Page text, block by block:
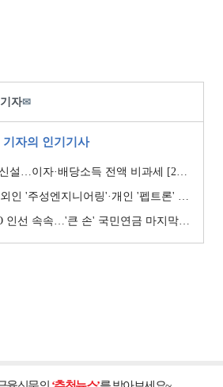
자✉
기자의 인기기사
자·배당소득 전액 비과세 [2026 세제개편안]
링'·개인 '펩트론' 1위 [주간 코스닥 순매수- 2026년 7월27일~7월31일]
선 속속…'큰 손' 국민연금 마지막 타자